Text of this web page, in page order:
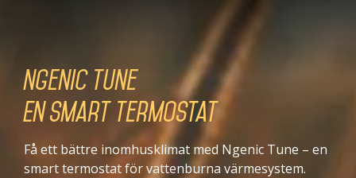
Ngenic Tune
En smart termostat
Få ett bättre inomhusklimat med Ngenic Tune – en
smart termostat för vattenburna värmesystem.